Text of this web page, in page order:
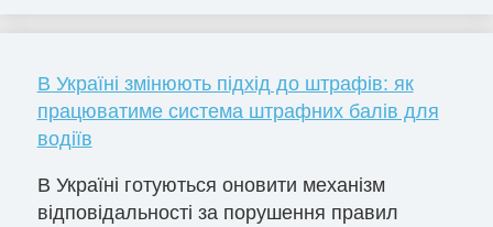
В Україні змінюють підхід до штрафів: як
працюватиме система штрафних балів для
водіїв
В Україні готуються оновити механізм
відповідальності за порушення правил